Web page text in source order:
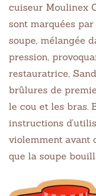
cuiseur Moulinex
sont marquées
soupe, mélangée
pression,
restauratrice,
brûlures de
le cou et les bras.
instructions
violemment avant
que la soupe